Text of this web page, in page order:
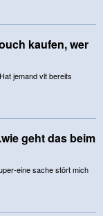
kaufen, wer
jemand vlt bereits
geht das beim
eine sache stört mich